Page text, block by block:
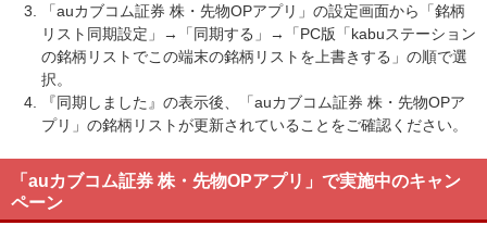
「auカブコム証券 株・先物OPアプリ」の設定画面から「銘柄
リスト同期設定」→「同期する」→「PC版「kabuステーション
の銘柄リストでこの端末の銘柄リストを上書きする」の順で選
択。
『同期しました』の表示後、「auカブコム証券 株・先物OPア
プリ」の銘柄リストが更新されていることをご確認ください。
「auカブコム証券 株・先物OPアプリ」で実施中のキャン
ペーン